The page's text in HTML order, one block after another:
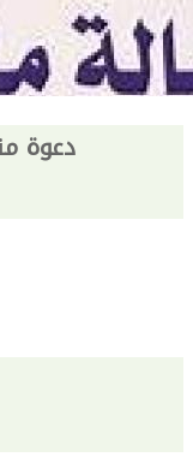
دعوة